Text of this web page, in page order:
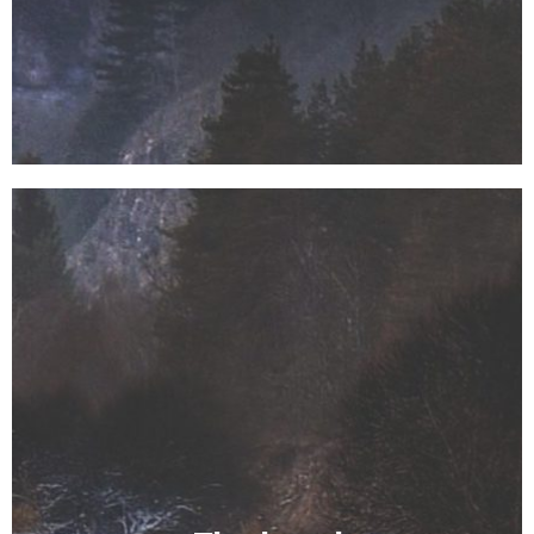
Vorbereitungskursen zur Fischerprüfung bieten wir
eine fundierte Ausbildung für angehende
Fischerinnen und Fischer. Dabei ist es uns ein